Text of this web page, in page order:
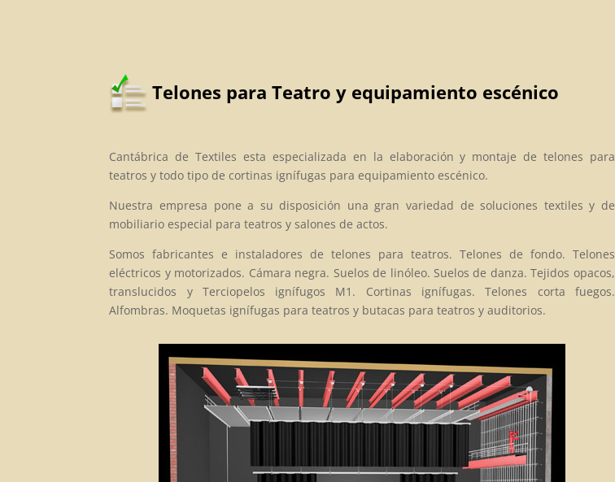
Telones para Teatro y equipamiento escénico
Cantábrica de Textiles esta especializada en la elaboración y montaje de telones para
teatros y todo tipo de cortinas ignífugas para equipamiento escénico.
Nuestra empresa pone a su disposición una gran variedad de soluciones textiles y de
mobiliario especial para teatros y salones de actos.
Somos fabricantes e instaladores de telones para teatros. Telones de fondo. Telones
eléctricos y motorizados. Cámara negra. Suelos de linóleo. Suelos de danza. Tejidos opacos,
translucidos y Terciopelos ignífugos M1. Cortinas ignífugas. Telones corta fuegos.
Alfombras. Moquetas ignífugas para teatros y butacas para teatros y auditorios.